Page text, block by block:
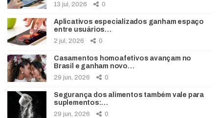
13 jul, 2026 0
Aplicativos especializados ganham espaço
entre usuários…
2 jul, 2026 0
Casamentos homoafetivos avançam no
Brasil e ganham novo…
29 jun, 2026 0
Segurança dos alimentos também vale para
suplementos:…
29 jun, 2026 0